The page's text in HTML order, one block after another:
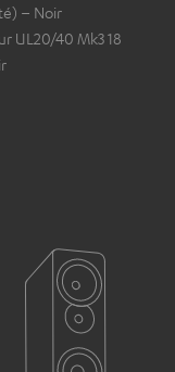
– Noir
UL20/40 Mk3 18